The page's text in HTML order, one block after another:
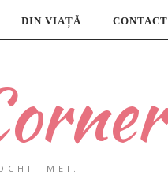
DIN VIAȚĂ CONTACT
MEI.